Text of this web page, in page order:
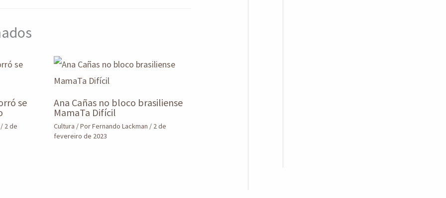
se
/ 2 de
Ana Cañas no bloco brasiliense
MamaTa Difícil
Cultura / PorFernando Lackman / 2 de
fevereiro de 2023